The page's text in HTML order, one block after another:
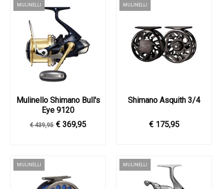
MULINELLI
Mulinello Shimano Bull's
Eye 9120
€ 439,95 € 369,95
MULINELLI
Shimano Asquith 3/4
€ 175,95
MULINELLI MULINELLI